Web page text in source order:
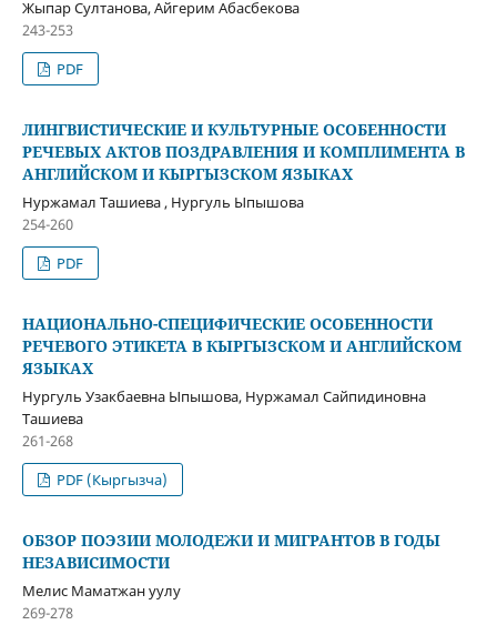
Жыпар Султанова, Айгерим Абасбекова
243-253
PDF
ЛИНГВИСТИЧЕСКИЕ И КУЛЬТУРНЫЕ ОСОБЕННОСТИ
РЕЧЕВЫХ АКТОВ ПОЗДРАВЛЕНИЯ И КОМПЛИМЕНТА В
АНГЛИЙСКОМ И КЫРГЫЗСКОМ ЯЗЫКАХ
Нуржамал Ташиева , Нургуль Ыпышова
254-260
PDF
НАЦИОНАЛЬНО-СПЕЦИФИЧЕСКИЕ ОСОБЕННОСТИ
РЕЧЕВОГО ЭТИКЕТА В КЫРГЫЗСКОМ И АНГЛИЙСКОМ
ЯЗЫКАХ
Нургуль Узакбаевна Ыпышова, Нуржамал Сайпидиновна
Ташиева
261-268
PDF (Кыргызча)
ОБЗОР ПОЭЗИИ МОЛОДЕЖИ И МИГРАНТОВ В ГОДЫ
НЕЗАВИСИМОСТИ
Мелис Маматжан уулу
269-278